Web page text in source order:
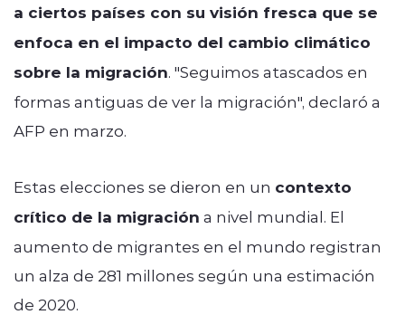
a ciertos países con su visión fresca que se
enfoca en el impacto del cambio climático
sobre la migración. "Seguimos atascados en
formas antiguas de ver la migración", declaró a
AFP en marzo.
Estas elecciones se dieron en un contexto
crítico de la migración a nivel mundial. El
aumento de migrantes en el mundo registran
un alza de 281 millones según una estimación
de 2020.